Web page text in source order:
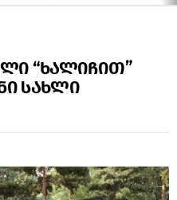
“ხალიჩით”
სახლი